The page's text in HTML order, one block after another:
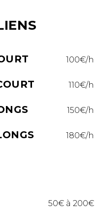
100€/h
110€/h
150€/h
180€/h
50€ à 200€